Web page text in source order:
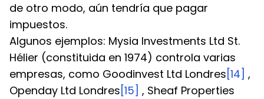
de otro modo, aún tendría que pagar
impuestos.
Algunos ejemplos: Mysia Investments Ltd St.
Hélier (constituida en 1974) controla varias
empresas, como Goodinvest Ltd Londres [14] ,
Openday Ltd Londres [15] , Sheaf Properties